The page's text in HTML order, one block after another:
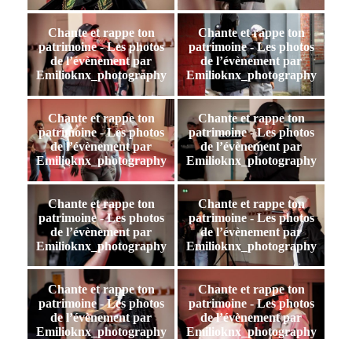
Chante et rappe ton
patrimoine - Les photos
de l’évènement par
Emilioknx_photography
Chante et rappe ton
patrimoine - Les photos
de l’évènement par
Emilioknx_photography
Chante et rappe ton
patrimoine - Les photos
de l’évènement par
Emilioknx_photography
Chante et rappe ton
patrimoine - Les photos
de l’évènement par
Emilioknx_photography
Chante et rappe ton
patrimoine - Les photos
de l’évènement par
Emilioknx_photography
Chante et rappe ton
patrimoine - Les photos
de l’évènement par
Emilioknx_photography
Chante et rappe ton
patrimoine - Les photos
de l’évènement par
Emilioknx_photography
Chante et rappe ton
patrimoine - Les photos
de l’évènement par
Emilioknx_photography